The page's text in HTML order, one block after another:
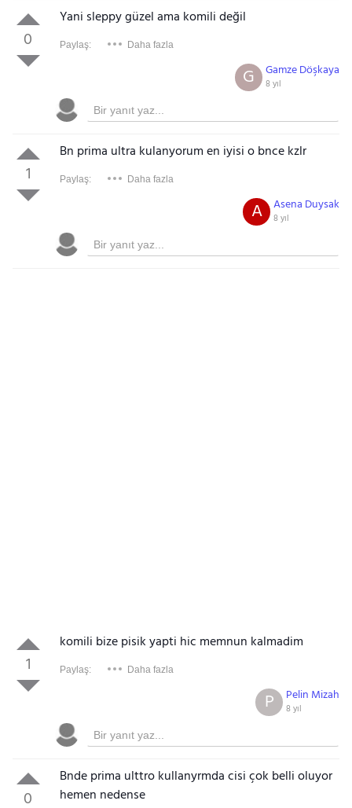
0
Yani sleppy güzel ama komili değil
Paylaş: Daha fazla
Gamze Döşkaya
8 yıl
G
1
Bn prima ultra kulanyorum en iyisi o bnce kzlr
Paylaş: Daha fazla
Asena Duysak
8 yıl
A
1
komili bize pisik yapti hic memnun kalmadim
Paylaş: Daha fazla
Pelin Mizah
8 yıl
P
0
Bnde prima ulttro kullanyrmda cisi çok belli oluyor
hemen nedense